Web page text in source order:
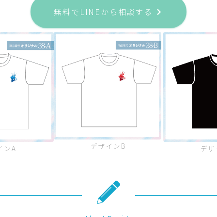
無料でLINEから相談する
ンA デザインB デ